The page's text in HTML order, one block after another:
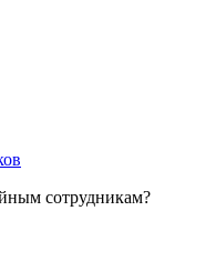
сотрудникам?